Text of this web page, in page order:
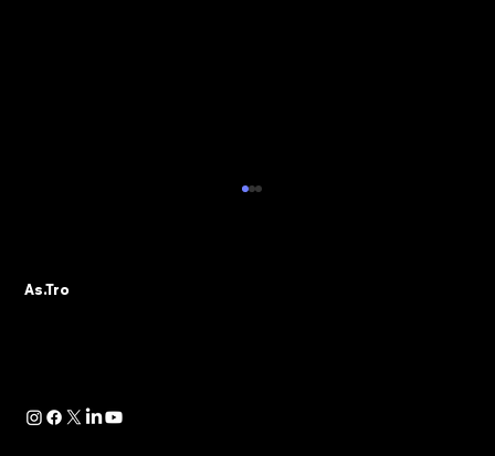
Determinazione Direttoriale di ADM, con la
As.Tro